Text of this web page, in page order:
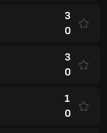
3
0
3
0
1
0